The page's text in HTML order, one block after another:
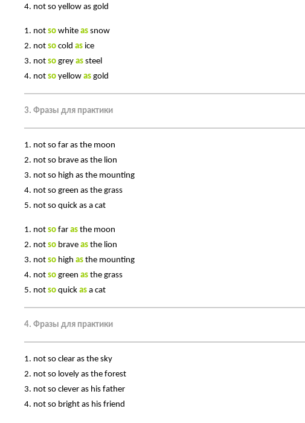
4. not so yellow as gold
1. not so white as snow
2. not so cold as ice
3. not so grey as steel
4. not so yellow as gold
3. Фразы для практики
1. not so far as the moon
2. not so brave as the lion
3. not so high as the mounting
4. not so green as the grass
5. not so quick as a cat
1. not so far as the moon
2. not so brave as the lion
3. not so high as the mounting
4. not so green as the grass
5. not so quick as a cat
4. Фразы для практики
1. not so clear as the sky
2. not so lovely as the forest
3. not so clever as his father
4. not so bright as his friend